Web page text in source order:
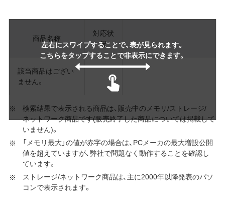
左右にスワイプすることで、表が見られます。
こちらをタップすることで非表示にできます。
商品名称
対応状
況
該当商品はござい
ません。
検索結果で表示される商品は、販売中のメモリ/ストレージ/
ネットワーク商品です(販売終了した商品については掲載して
いません)。
「メモリ最大」の値が赤字の場合は、PCメーカの最大増設公開
値を超えていますが、弊社で問題なく動作することを確認し
ています。
ストレージ/ネットワーク商品は、主に2000年以降発表のパソ
コンで表示されます。